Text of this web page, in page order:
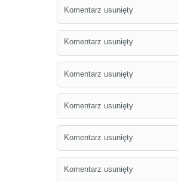
Komentarz usunięty
Komentarz usunięty
Komentarz usunięty
Komentarz usunięty
Komentarz usunięty
Komentarz usunięty